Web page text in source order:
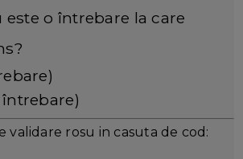
este o întrebare la care
rosu in casuta de cod: